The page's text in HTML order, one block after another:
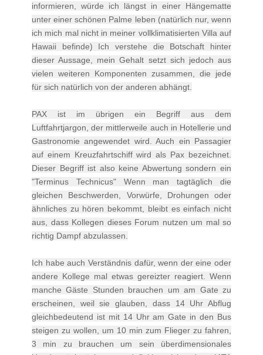
informieren, würde ich längst in einer Hängematte
unter einer schönen Palme leben (natürlich nur, wenn
ich mich mal nicht in meiner vollklimatisierten Villa auf
Hawaii befinde) Ich verstehe die Botschaft hinter
dieser Aussage, mein Gehalt setzt sich jedoch aus
vielen weiteren Komponenten zusammen, die jede
für sich natürlich von der anderen abhängt.
PAX ist im übrigen ein Begriff aus dem
Luftfahrtjargon, der mittlerweile auch in Hotellerie und
Gastronomie angewendet wird. Auch ein Passagier
auf einem Kreuzfahrtschiff wird als Pax bezeichnet.
Dieser Begriff ist also keine Abwertung sondern ein
"Terminus Technicus" Wenn man tagtäglich die
gleichen Beschwerden, Vorwürfe, Drohungen oder
ähnliches zu hören bekommt, bleibt es einfach nicht
aus, dass Kollegen dieses Forum nutzen um mal so
richtig Dampf abzulassen.
Ich habe auch Verständnis dafür, wenn der eine oder
andere Kollege mal etwas gereizter reagiert. Wenn
manche Gäste Stunden brauchen um am Gate zu
erscheinen, weil sie glauben, dass 14 Uhr Abflug
gleichbedeutend ist mit 14 Uhr am Gate in den Bus
steigen zu wollen, um 10 min zum Flieger zu fahren,
3 min zu brauchen um sein überdimensionales